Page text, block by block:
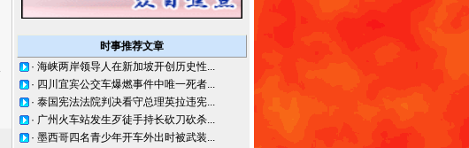
时事推荐文章
· 海峡两岸领导人在新加坡开创历史性...
· 四川宜宾公交车爆燃事件中唯一死者...
· 泰国宪法法院判决看守总理英拉违宪...
· 广州火车站发生歹徒手持长砍刀砍杀...
· 墨西哥四名青少年开车外出时被武装...